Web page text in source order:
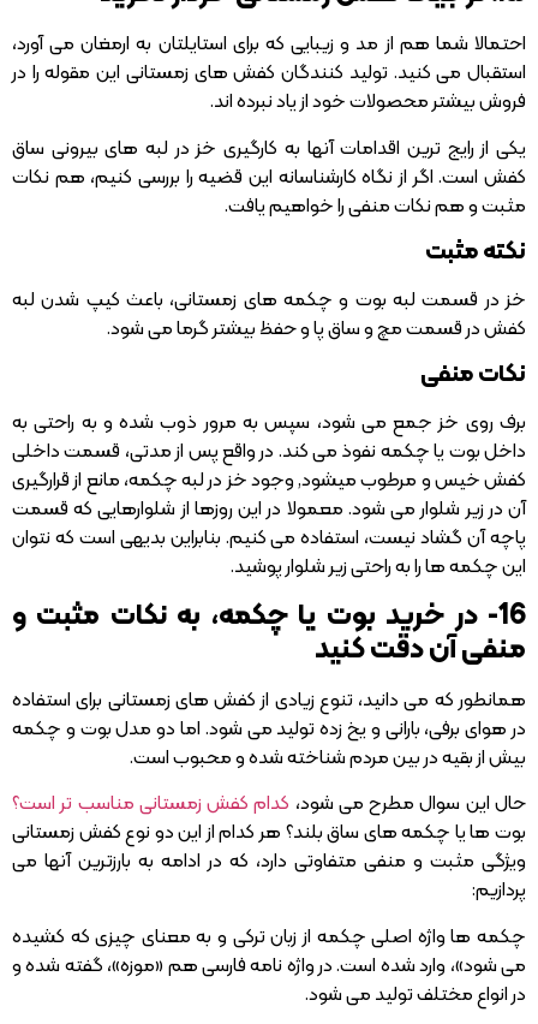
احتمالا شما هم از مد و زیبایی که برای استایلتان به ارمغان می آورد،
استقبال می کنید. تولید کنندگان کفش های زمستانی این مقوله را در
فروش بیشتر محصولات خود از یاد نبرده اند.
یکی از رایج ترین اقدامات آنها به کارگیری خز در لبه های بیرونی ساق
کفش است. اگر از نگاه کارشناسانه این قضیه را بررسی کنیم، هم نکات
مثبت و هم نکات منفی را خواهیم یافت.
نکته مثبت
خز در قسمت لبه بوت و چکمه های زمستانی، باعث کیپ شدن لبه
کفش در قسمت مچ و ساق پا و حفظ بیشتر گرما می شود.
نکات منفی
برف روی خز جمع می شود، سپس به مرور ذوب شده و به راحتی به
داخل بوت یا چکمه نفوذ می کند. در واقع پس از مدتی، قسمت داخلی
کفش خیس و مرطوب میشود, وجود خز در لبه چکمه، مانع از قرارگیری
آن در زیر شلوار می شود. معمولا در این روزها از شلوارهایی که قسمت
پاچه آن گشاد نیست، استفاده می کنیم. بنابراین بدیهی است که نتوان
این چکمه ها را به راحتی زیر شلوار پوشید.
16- در خرید بوت یا چکمه، به نکات مثبت و
منفی آن دقت کنید
همانطور که می دانید، تنوع زیادی از کفش های زمستانی برای استفاده
در هوای برفی، بارانی و یخ زده تولید می شود. اما دو مدل بوت و چکمه
بیش از بقیه در بین مردم شناخته شده و محبوب است.
حال این سوال مطرح می شود، کدام کفش زمستانی مناسب تر است؟
بوت ها یا چکمه های ساق بلند؟ هر کدام از این دو نوع کفش زمستانی
ویژگی مثبت و منفی متفاوتی دارد، که در ادامه به بارزترین آنها می
پردازیم:
چکمه ها واژه اصلی چکمه از زبان ترکی و به معنای چیزی که کشیده
می شود»، وارد شده است. در واژه نامه فارسی هم «موزه»، گفته شده و
در انواع مختلف تولید می شود.